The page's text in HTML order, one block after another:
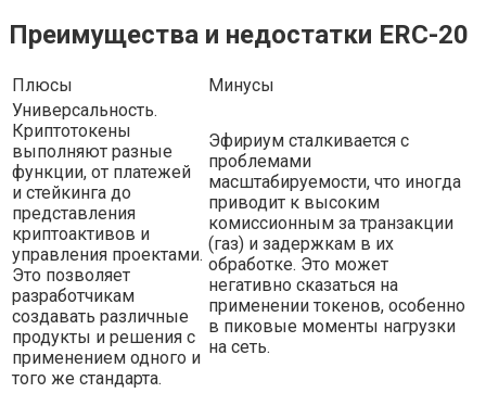
Преимущества и недостатки ERC-20
Плюсы
Минусы
Универсальность.
Криптотокены
выполняют разные
функции, от платежей
и стейкинга до
представления
криптоактивов и
управления проектами.
Это позволяет
разработчикам
создавать различные
продукты и решения с
применением одного и
того же стандарта.
Эфириум сталкивается с
проблемами
масштабируемости, что иногда
приводит к высоким
комиссионным за транзакции
(газ) и задержкам в их
обработке. Это может
негативно сказаться на
применении токенов, особенно
в пиковые моменты нагрузки
на сеть.